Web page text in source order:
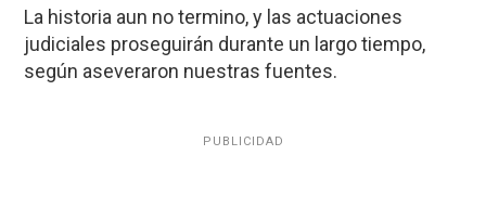
La historia aun no termino, y las actuaciones
judiciales proseguirán durante un largo tiempo,
según aseveraron nuestras fuentes.
PUBLICIDAD